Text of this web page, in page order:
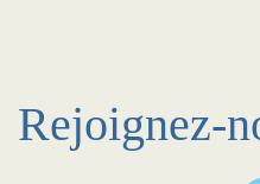
Rejoignez-